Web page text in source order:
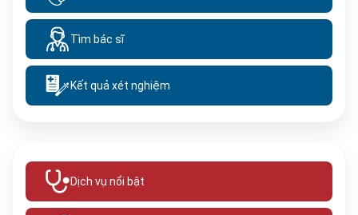
Tìm bác sĩ
Kết quả xét nghiệm
Dịch vụ nổi bật